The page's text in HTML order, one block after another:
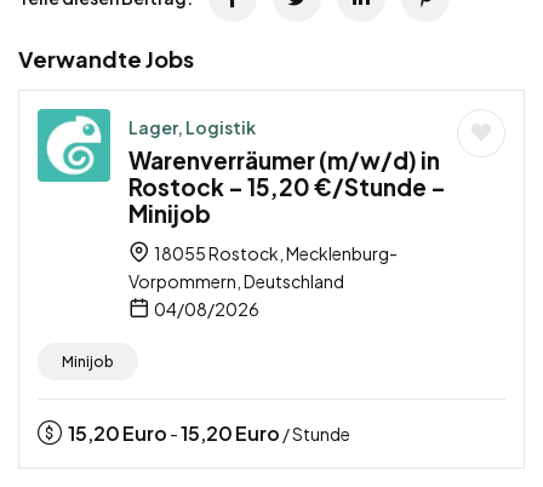
Verwandte Jobs
Lager, Logistik
Warenverräumer (m/w/d) in
Rostock – 15,20 €/Stunde –
Minijob
18055 Rostock, Mecklenburg-
Vorpommern, Deutschland
04/08/2026
Minijob
15,20Euro -15,20Euro / Stunde